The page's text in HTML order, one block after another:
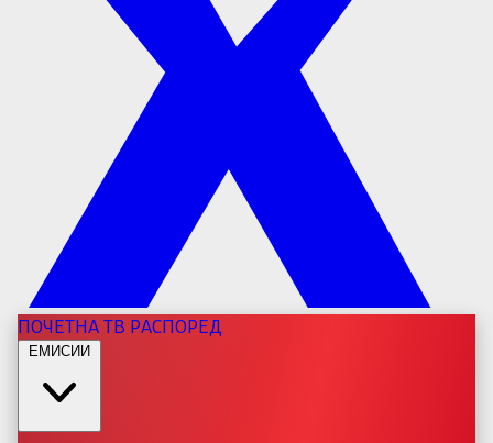
ПОЧЕТНАТВ РАСПОРЕД
ЕМИСИИ